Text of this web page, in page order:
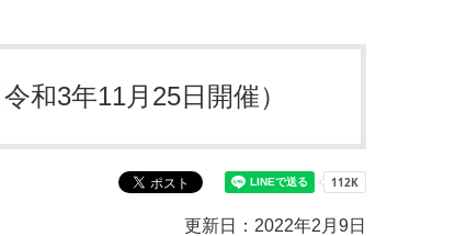
人権・男女共同参画
子どもの健診
人口・統計
市の窓口一覧
名張市産業活性化推進協議会
3年11月25日開催）
更新日：2022年2月9日